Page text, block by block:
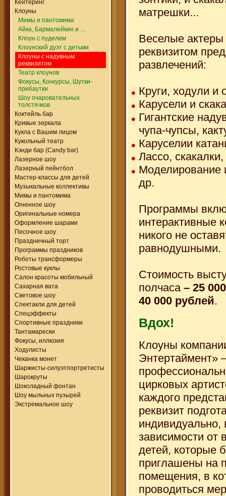
Кейтеринг
Клоуны
Мимы и пантомима
Айка, Бармалейкин и …
Клоун с пуделем
Клоунский дуэт с детьми
Клоуны с надувным
реквизитом
Театр клоунов
Фокусы, Конкурсы, Шутки-
прибаутки
Шоу очаровательных
толстячков
Коктейль бар
Кривые зеркала
Кукла с Вашим лицом
Кукольный театр
Кэнди бар (Candy bar)
Лазерное шоу
Лазерный пейнтбол
Мастер-классы для детей
Музыкальные коллективы
Мимы и пантомима
Огненное шоу
Оригинальные номера
Оформление шарами
Песочное шоу
Праздничный торт
Программы праздников
Роботы трансформеры
Ростовые куклы
Салон красоты мобильный
Сахарная вата
Световое шоу
Спектакли для детей
Спецэффекты
Спортивные праздники
Тантамарески
Фокусы, иллюзия
Ходулисты
Чеканка монет
Шаржисты-силуэтпортретисты
Шарокруты
Шоколадный фонтан
Шоу мыльных пузырей
Экстремальное шоу
матрешки...
Веселые
реквизитом
развлечений:
Круги, ходули и
Карусели и
Гигантские
чупа-чупсы,
Каруселии
Лассо,
Моделирование
др.
Программы
интерактивные
никого не
равнодушными.
Стоимость
полчаса – 25
40 000 рублей.
Вдох!
Клоуны
Энтертаймент»
цирковых
каждого
реквизит
индивидуально,
зависимости от
детей, которые
приглашены на
помещения, в
проводиться